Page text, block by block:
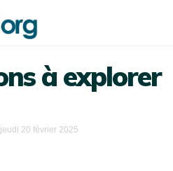
à explorer
jeudi 20 février 2025